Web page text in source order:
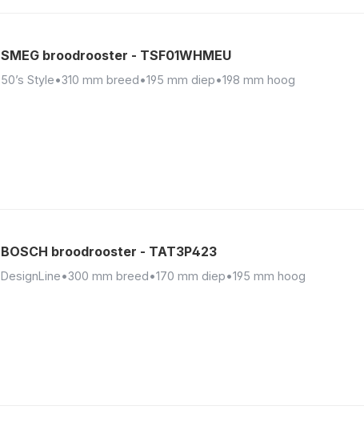
SMEG broodrooster - TSF01WHMEU
50’s Style•310 mm breed•195 mm diep•198 mm hoog
BOSCH broodrooster - TAT3P423
DesignLine•300 mm breed•170 mm diep•195 mm hoog